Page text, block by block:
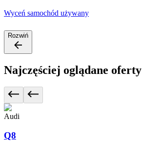
Wyceń samochód używany
Rozwiń
Najczęściej oglądane oferty
Audi
Q8